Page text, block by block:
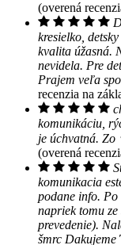
(overená
kresielko,
kvalita úžasná.
nevidela. Pre
Prajem veľa
recenzia na
komunikáciu,
je úchvatná.
(overená
komunikacia
podane info.
napriek tomu ze
prevedenie).
šmrc Dakujeme